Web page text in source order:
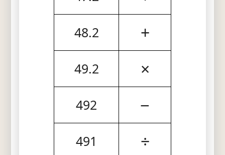
48.2 +
49.2 ×
492 −
491 ÷